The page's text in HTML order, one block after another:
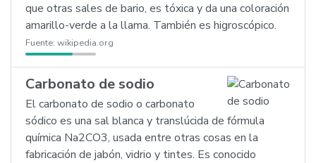
que otras sales de bario, es tóxica y da una coloración
amarillo-verde a la llama. También es higroscópico.
Fuente: wikipedia.org
Carbonato de sodio
El carbonato de sodio o carbonato
sódico es una sal blanca y translúcida de fórmula
química Na2CO3, usada entre otras cosas en la
fabricación de jabón, vidrio y tintes. Es conocido